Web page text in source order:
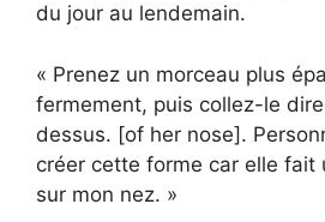
du jour au lendemain.
« Prenez un morceau plus
fermement, puis collez-le
dessus. [of her nose].
créer cette forme car elle fait
sur mon nez. »